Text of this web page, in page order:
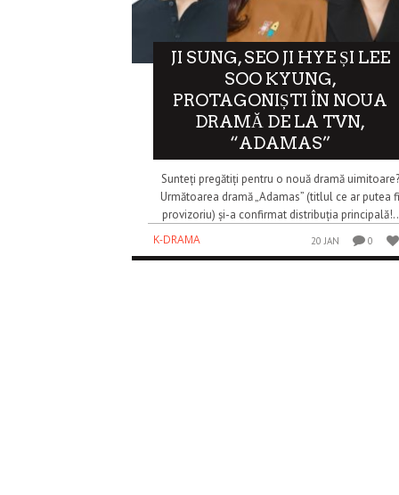
JI SUNG, SEO JI HYE ȘI LEE
SOO KYUNG,
PROTAGONIȘTI ÎN NOUA
DRAMĂ DE LA TVN,
“ADAMAS”
Sunteți pregătiți pentru o nouă dramă uimitoare?
Următoarea dramă „Adamas” (titlul ce ar putea fi
provizoriu) și-a confirmat distribuția principală!..
K-DRAMA
20 JAN 0